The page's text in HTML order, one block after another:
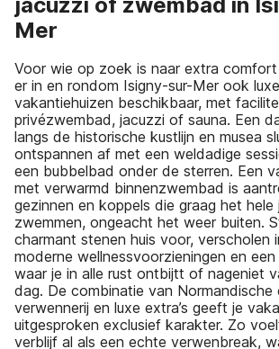
Mer
Voor wie op zoek is naar extra comfort
er in en rondom Isigny-sur-Mer ook
vakantiehuizen beschikbaar, met
privézwembad, jacuzzi of sauna. Een
langs de historische kustlijn en musea
ontspannen af met een weldadige
een bubbelbad onder de sterren. Een
met verwarmd binnenzwembad is
gezinnen en koppels die graag het hele
zwemmen, ongeacht het weer buiten.
charmant stenen huis voor, verscholen
moderne wellnessvoorzieningen en
waar je in alle rust ontbijtt of nageniet
dag. De combinatie van Normandische
verwennerij en luxe extra’s geeft je
uitgesproken exclusief karakter. Zo
verblijf al als een echte verwenbreak,